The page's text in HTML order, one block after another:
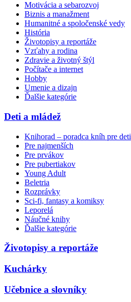
Motivácia a sebarozvoj
Biznis a manažment
Humanitné a spoločenské vedy
História
Životopisy a reportáže
Vzťahy a rodina
Zdravie a životný štýl
Počítače a internet
Hobby
Umenie a dizajn
Ďalšie kategórie
Deti a mládež
Knihorad – poradca kníh pre deti
Pre najmenších
Pre prvákov
Pre pubertiakov
Young Adult
Beletria
Rozprávky
Sci-fi, fantasy a komiksy
Leporelá
Náučné knihy
Ďalšie kategórie
Životopisy a reportáže
Kuchárky
Učebnice a slovníky